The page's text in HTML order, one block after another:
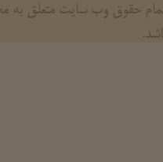
حقوق وب سایت متعلق به